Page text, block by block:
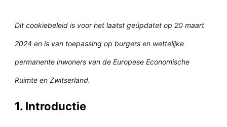
Dit cookiebeleid is voor het laatst geüpdatet op 20 maart
2024 en is van toepassing op burgers en wettelijke
permanente inwoners van de Europese Economische
Ruimte en Zwitserland.
1. Introductie